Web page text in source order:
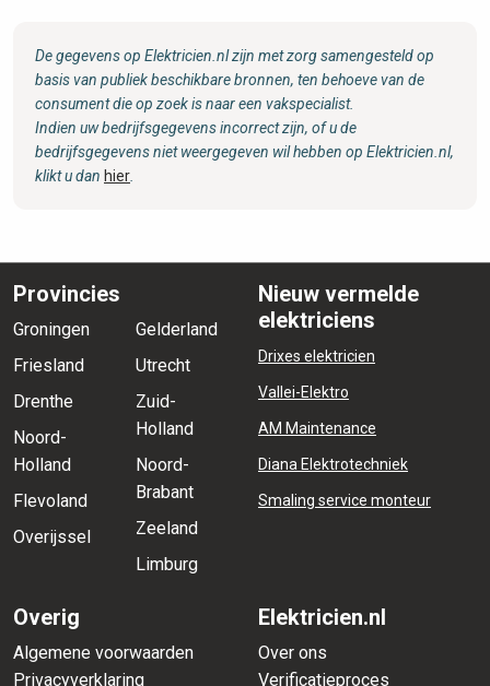
De gegevens op Elektricien.nl zijn met zorg samengesteld op
basis van publiek beschikbare bronnen, ten behoeve van de
consument die op zoek is naar een vakspecialist.
Indien uw bedrijfsgegevens incorrect zijn, of u de
bedrijfsgegevens niet weergegeven wil hebben op Elektricien.nl,
klikt u dan hier
Provincies
Groningen
Friesland
Drenthe
Noord-
Holland
Flevoland
Overijssel
Gelderland
Utrecht
Zuid-
Holland
Noord-
Brabant
Zeeland
Limburg
Nieuw vermelde
elektriciens
Drixes elektricien
Vallei-Elektro
AM Maintenance
Diana Elektrotechniek
Smaling service monteur
Overig
Algemene voorwaarden
Privacyverklaring
Elektricien.nl
Over ons
Verificatieproces